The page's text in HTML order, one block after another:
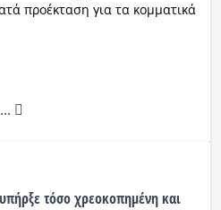
προέκταση για τα κομματικά
τόσο χρεοκοπημένη και